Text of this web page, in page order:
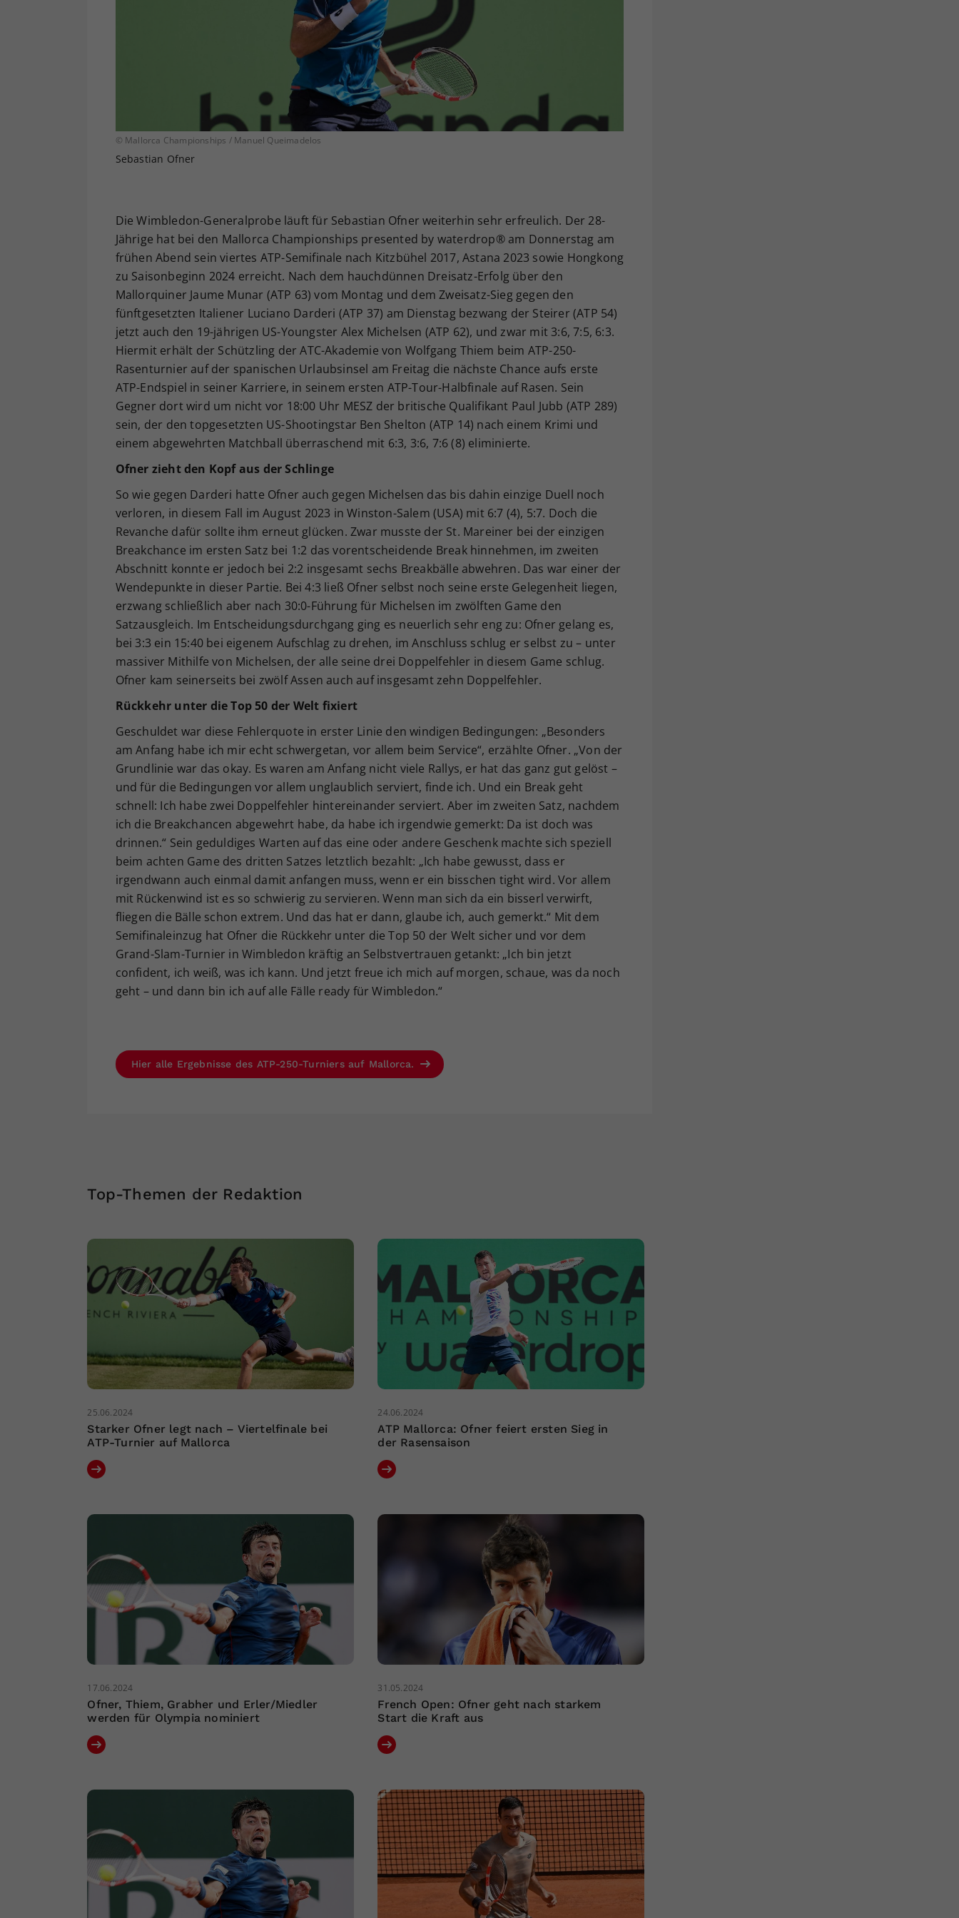
© Mallorca Championships / Manuel Queimadelos
Sebastian Ofner
Die Wimbledon-Generalprobe läuft für Sebastian Ofner weiterhin sehr erfreulich. Der 28-
Jährige hat bei den Mallorca Championships presented by waterdrop® am Donnerstag am
frühen Abend sein viertes ATP-Semifinale nach Kitzbühel 2017, Astana 2023 sowie Hongkong
zu Saisonbeginn 2024 erreicht. Nach dem hauchdünnen Dreisatz-Erfolg über den
Mallorquiner Jaume Munar (ATP 63) vom Montag und dem Zweisatz-Sieg gegen den
fünftgesetzten Italiener Luciano Darderi (ATP 37) am Dienstag bezwang der Steirer (ATP 54)
jetzt auch den 19-jährigen US-Youngster Alex Michelsen (ATP 62), und zwar mit 3:6, 7:5, 6:3.
Hiermit erhält der Schützling der ATC-Akademie von Wolfgang Thiem beim ATP-250-
Rasenturnier auf der spanischen Urlaubsinsel am Freitag die nächste Chance aufs erste
ATP-Endspiel in seiner Karriere, in seinem ersten ATP-Tour-Halbfinale auf Rasen. Sein
Gegner dort wird um nicht vor 18:00 Uhr MESZ der britische Qualifikant Paul Jubb (ATP 289)
sein, der den topgesetzten US-Shootingstar Ben Shelton (ATP 14) nach einem Krimi und
einem abgewehrten Matchball überraschend mit 6:3, 3:6, 7:6 (8) eliminierte.
Ofner zieht den Kopf aus der Schlinge
So wie gegen Darderi hatte Ofner auch gegen Michelsen das bis dahin einzige Duell noch
verloren, in diesem Fall im August 2023 in Winston-Salem (USA) mit 6:7 (4), 5:7. Doch die
Revanche dafür sollte ihm erneut glücken. Zwar musste der St. Mareiner bei der einzigen
Breakchance im ersten Satz bei 1:2 das vorentscheidende Break hinnehmen, im zweiten
Abschnitt konnte er jedoch bei 2:2 insgesamt sechs Breakbälle abwehren. Das war einer der
Wendepunkte in dieser Partie. Bei 4:3 ließ Ofner selbst noch seine erste Gelegenheit liegen,
erzwang schließlich aber nach 30:0-Führung für Michelsen im zwölften Game den
Satzausgleich. Im Entscheidungsdurchgang ging es neuerlich sehr eng zu: Ofner gelang es,
bei 3:3 ein 15:40 bei eigenem Aufschlag zu drehen, im Anschluss schlug er selbst zu – unter
massiver Mithilfe von Michelsen, der alle seine drei Doppelfehler in diesem Game schlug.
Ofner kam seinerseits bei zwölf Assen auch auf insgesamt zehn Doppelfehler.
Rückkehr unter die Top 50 der Welt fixiert
Geschuldet war diese Fehlerquote in erster Linie den windigen Bedingungen: „Besonders
am Anfang habe ich mir echt schwergetan, vor allem beim Service“, erzählte Ofner. „Von der
Grundlinie war das okay. Es waren am Anfang nicht viele Rallys, er hat das ganz gut gelöst –
und für die Bedingungen vor allem unglaublich serviert, finde ich. Und ein Break geht
schnell: Ich habe zwei Doppelfehler hintereinander serviert. Aber im zweiten Satz, nachdem
ich die Breakchancen abgewehrt habe, da habe ich irgendwie gemerkt: Da ist doch was
drinnen.“ Sein geduldiges Warten auf das eine oder andere Geschenk machte sich speziell
beim achten Game des dritten Satzes letztlich bezahlt: „Ich habe gewusst, dass er
irgendwann auch einmal damit anfangen muss, wenn er ein bisschen tight wird. Vor allem
mit Rückenwind ist es so schwierig zu servieren. Wenn man sich da ein bisserl verwirft,
fliegen die Bälle schon extrem. Und das hat er dann, glaube ich, auch gemerkt.“ Mit dem
Semifinaleinzug hat Ofner die Rückkehr unter die Top 50 der Welt sicher und vor dem
Grand-Slam-Turnier in Wimbledon kräftig an Selbstvertrauen getankt: „Ich bin jetzt
confident, ich weiß, was ich kann. Und jetzt freue ich mich auf morgen, schaue, was da noch
geht – und dann bin ich auf alle Fälle ready für Wimbledon.“
Hier alle Ergebnisse des ATP-250-Turniers auf Mallorca.
Top-Themen der Redaktion
25.06.2024
Starker Ofner legt nach – Viertelfinale bei
ATP-Turnier auf Mallorca
24.06.2024
ATP Mallorca: Ofner feiert ersten Sieg in
der Rasensaison
17.06.2024
Ofner, Thiem, Grabher und Erler/Miedler
werden für Olympia nominiert
31.05.2024
French Open: Ofner geht nach starkem
Start die Kraft aus
Ihrer vorgenommen Einstellungen, falls der
Webseiten-Betreiber dies eingestellt hat.